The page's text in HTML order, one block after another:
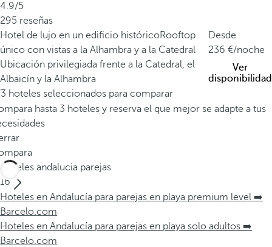
4.9/5
295 reseñas
Hotel de lujo en un edificio históricoRooftop
único con vistas a la Alhambra y a la Catedral
Ubicación privilegiada frente a la Catedral, el
Albaicín y la Alhambra
Desde
236
/noche
Ver
disponibilidad
hoteles seleccionados para comparar
hasta 3 hoteles y reserva el que mejor se adapte a tus
Hoteles andalucia parejas
16
Hoteles en Andalucía para parejas en playa premium level ➡️
Barcelo.com
Hoteles en Andalucía para parejas en playa solo adultos ➡️
Barcelo.com